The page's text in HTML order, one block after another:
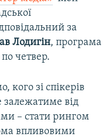
за
Лодигін, програма
четвер.
кого зі спікерів
залежатиме від
– стати рингом
впливовими